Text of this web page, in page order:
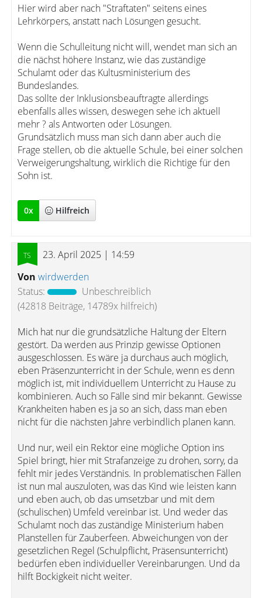
Hier wird aber nach "Straftaten" seitens eines
Lehrkörpers, anstatt nach Lösungen gesucht.
Wenn die Schulleitung nicht will, wendet man sich an
die nächst höhere Instanz, wie das zuständige
Schulamt oder das Kultusministerium des
Bundeslandes.
Das sollte der Inklusionsbeauftragte allerdings
ebenfalls alles wissen, deswegen sehe ich aktuell
mehr ? als Antworten oder Lösungen.
Grundsätzlich muss man sich dann aber auch die
Frage stellen, ob die aktuelle Schule, bei einer solchen
Verweigerungshaltung, wirklich die Richtige für den
Sohn ist.
0x Hilfreich
23. April 2025 | 14:59
Von wirdwerden
Status:
Unbeschreiblich
(42818 Beiträge, 14789x hilfreich)
Mich hat nur die grundsätzliche Haltung der Eltern
gestört. Da werden aus Prinzip gewisse Optionen
ausgeschlossen. Es wäre ja durchaus auch möglich,
eben Präsenzunterricht in der Schule, wenn es denn
möglich ist, mit individuellem Unterricht zu Hause zu
kombinieren. Auch so Fälle sind mir bekannt. Gewisse
Krankheiten haben es ja so an sich, dass man eben
nicht für die nächsten Jahre verbindlich planen kann.
Und nur, weil ein Rektor eine mögliche Option ins
Spiel bringt, hier mit Strafanzeige zu drohen, sorry, da
fehlt mir jedes Verständnis. In problematischen Fällen
ist nun mal auszuloten, was das Kind wie leisten kann
und eben auch, ob das umsetzbar und mit dem
(schulischen) Umfeld vereinbar ist. Und weder das
Schulamt noch das zuständige Ministerium haben
Planstellen für Zauberfeen. Abweichungen von der
gesetzlichen Regel (Schulpflicht, Präsensunterricht)
bedürfen eben individueller Vereinbarungen. Und da
hilft Bockigkeit nicht weiter.